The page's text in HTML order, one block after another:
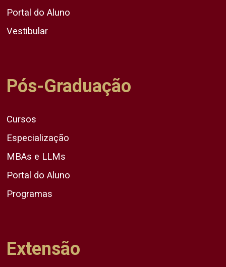
Portal do Aluno
Vestibular
Pós-Graduação
Cursos
Especialização
MBAs e LLMs
Portal do Aluno
Programas
Extensão